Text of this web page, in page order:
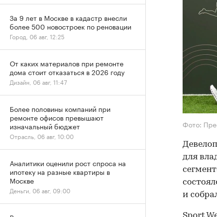
Фото:
для
и
За 9 лет в Москве в кадастр внесли
более 500 новостроек по реновации
Город, 06 авг, 12:25
От каких материалов при ремонте
дома стоит отказаться в 2026 году
Дизайн, 06 авг, 11:47
Более половины компаний при
ремонте офисов превышают
изначальный бюджет
Отрасль, 06 авг, 10:00
Аналитики оценили рост спроса на
ипотеку на разные квартиры в
Москве
Деньги, 06 авг, 09:00